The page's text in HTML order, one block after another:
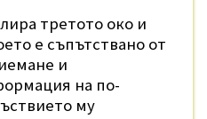
третото око и
е съпътствано от
и
на по-
му